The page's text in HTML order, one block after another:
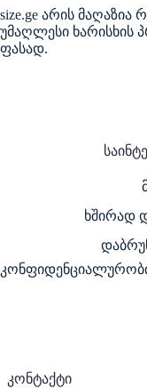
size.ge არის
უმაღლესი ხარისხის
ფასად.
ხშირად
კონტაქტი